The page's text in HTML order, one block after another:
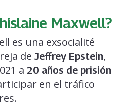
Maxwell?
es una exsocialité
de Jeffrey Epstein,
a 20 años de prisión
en el tráfico